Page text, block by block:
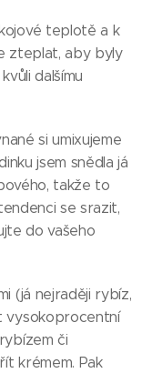
teplotě a k
zteplat, aby byly
dalšímu
si umixujeme
jsem snědla já
takže to
se srazit,
do vašeho
(já nejraději rybíz,
vysokoprocentní
či
krémem. Pak